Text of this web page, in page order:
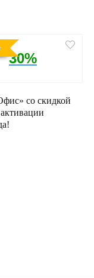
30%
со скидкой